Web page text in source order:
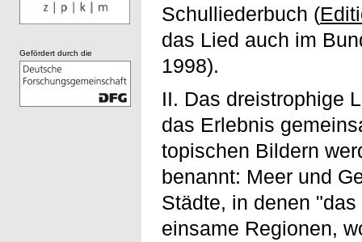
Schulliederbuch (
das Lied auch im
1998).
II. Das dreistrophige
das Erlebnis
topischen Bildern
benannt: Meer und
Städte, in denen
einsame Regionen,
Gefördert durch die